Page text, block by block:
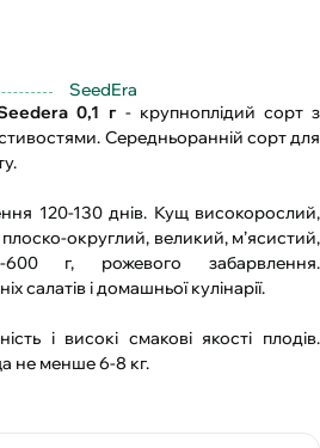
SeedEra
0,1 г- крупноплідий сорт з
Середньоранній сорт для
120-130 днів. Кущ високорослий,
округлий, великий, м’ясистий,
г, рожевого забарвлення.
салатів і домашньої кулінарії.
і високі смакові якості плодів.
не менше 6-8 кг.